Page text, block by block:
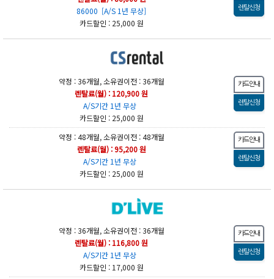
86000 [A/S 1년 무상]
카드할인 : 25,000 원
약정 : 36개월, 소유권이전 : 36개월
렌탈료(월) : 120,900 원
A/S기간 1년 무상
카드할인 : 25,000 원
약정 : 48개월, 소유권이전 : 48개월
렌탈료(월) : 95,200 원
A/S기간 1년 무상
카드할인 : 25,000 원
약정 : 36개월, 소유권이전 : 36개월
렌탈료(월) : 116,800 원
A/S기간 1년 무상
카드할인 : 17,000 원